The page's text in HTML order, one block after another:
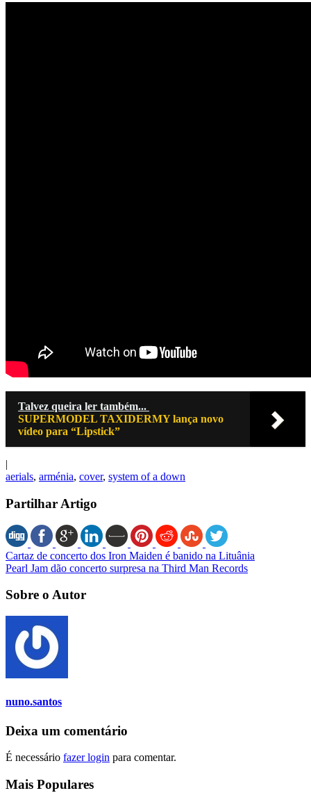
Talvez queira ler também...
SUPERMODEL TAXIDERMY lança novo
vídeo para “Lipstick”
|
aerials, arménia, cover, system of a down
Partilhar Artigo
Cartaz de concerto dos Iron Maiden é banido na Lituânia
Pearl Jam dão concerto surpresa na Third Man Records
Sobre o Autor
nuno.santos
Deixa um comentário
É necessário fazer login para comentar.
Mais Populares